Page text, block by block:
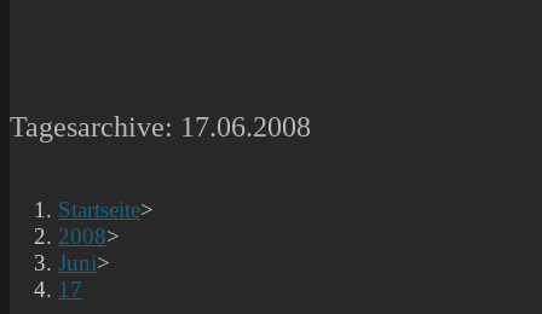
Tagesarchive: 17.06.2008
Startseite>
2008>
Juni>
17